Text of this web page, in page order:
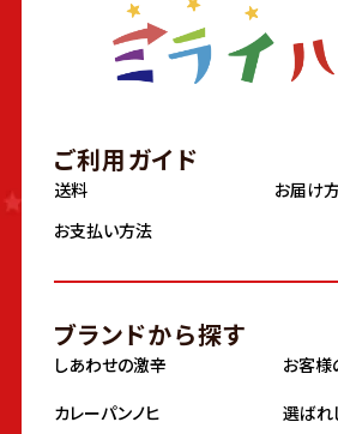
ご利用ガイド
送料
お届け
お支払い方法
ブランドから探す
しあわせの激辛
お客様
カレーパンノヒ
選ばれ